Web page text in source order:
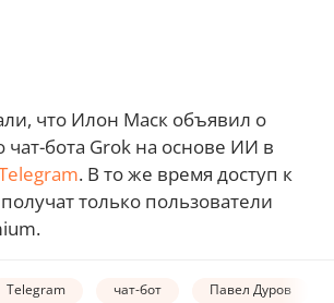
что Илон Маск объявил о
чат-бота Grok на основе ИИ в
. В то же время доступ к
только пользователи
Telegram чат-бот Павел Дуров